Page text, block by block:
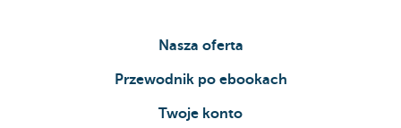
Nasza oferta
Przewodnik po ebookach
Twoje konto